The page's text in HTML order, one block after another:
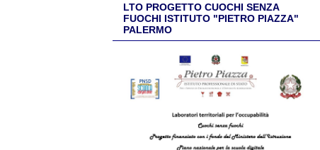
LTO PROGETTO CUOCHI SENZA
FUOCHI ISTITUTO "PIETRO PIAZZA"
PALERMO